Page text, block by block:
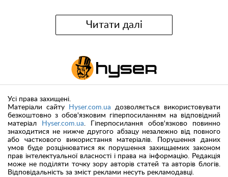
Читати далі
Усі права захищені.
Матеріали сайту
Hyser.com.ua дозволяється використовувати
безкоштовно з обов'язковим гіперпосиланням на відповідний
матеріал
Hyser.com.ua. Гіперпосилання обов'язково повинно
знаходитися не нижче другого абзацу незалежно від повного
або часткового використання матеріалів. Порушення даних
умов буде розцінюватися як порушення захищаемих законом
прав інтелектуальної власності і права на інформацію. Редакція
може не поділяти точку зору авторів статей та авторів блогів.
Відповідальність за зміст реклами несуть рекламодавці.